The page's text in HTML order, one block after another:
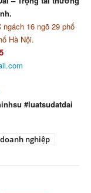
ngách 16 ngõ 29 phố
Hà Nội.
#luatsudatdai
nghiệp